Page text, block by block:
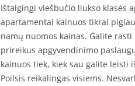
Ištaigingi viešbučio liukso klasės
apartamentai kainuos tikrai
namų nuomos kainas. Galite
prireikus apgyvendinimo
kainuos tiek, kiek sau galite leisti
Poilsis reikalingas visiems.